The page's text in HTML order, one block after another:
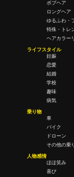
ボブヘア
ロングヘア
ゆるふわ・
特殊・トレ
ヘアカラー
ライフスタイル
妊娠
恋愛
結婚
学校
趣味
病気
乗り物
車
バイク
ドローン
その他の乗
人物感情
ほほ笑み
喜び